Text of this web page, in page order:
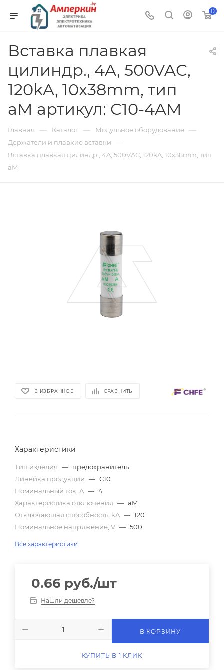
0
Вставка плавкая
цилиндр., 4A, 500VAC,
120kA, 10x38mm, тип
aM артикул: C10-4AM
Главная — Каталог — Модульное оборудование —
Держатели и плавкие вставки —
Вставка плавкая цилиндр., 4A, 500VAC, 120kA, 10x38mm, тип
aM
В ИЗБРАННОЕ СРАВНИТЬ
Характеристики
Тип изделия — предохранитель
Линейка продукции — C10
Номинальный ток, A — 4
Характеристика отключения — aM
Отключающая способность, kA — 120
Номинальное напряжение, V — 500
Все характеристики
0.66 руб./шт
Нашли дешевле?
В КОРЗИНУ
КУПИТЬ В 1 КЛИК